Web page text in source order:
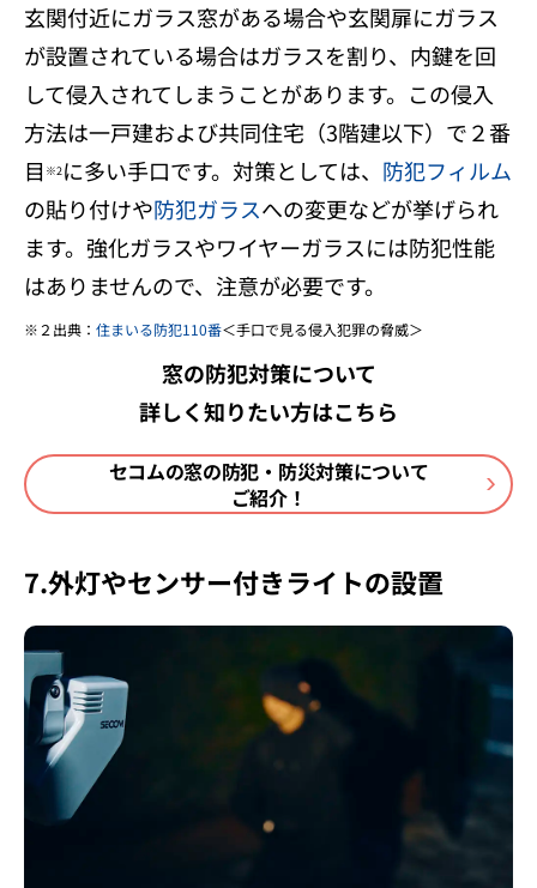
玄関付近にガラス窓がある場合や玄関扉にガラス
が設置されている場合はガラスを割り、内鍵を回
して侵入されてしまうことがあります。この侵入
方法は一戸建および共同住宅（3階建以下）で２番
目 ※2に多い手口です。対策としては、 防犯フィルム
の貼り付けや防犯ガラスへの変更などが挙げられ
ます。強化ガラスやワイヤーガラスには防犯性能
はありませんので、注意が必要です。
２出典： 住まいる防犯110番＜手口で見る侵入犯罪の脅威＞
窓の防犯対策について
詳しく知りたい方はこちら
セコムの窓の防犯・防災対策について
ご紹介！
7.外灯やセンサー付きライトの設置